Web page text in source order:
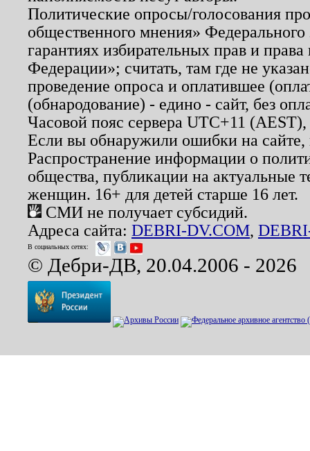
Политические опросы/голосования
общественного мнения»
гарантиях избирательных прав и
Федерации»; считать, там где не
проведение опроса и оплатившее
(обнародование) - едино - сайт, без
Часовой пояс сервера UTC+11
Если вы обнаружили ошибки на
Распространение информации о
общества, публикации на актуальные
женщин. 16+ для детей старше 16 лет.
СМИ не получает субсидий.
Адреса сайта: DEBRI-DV.COM,
В социальных сетях:
© Дебри-ДВ, 20.04.2006 - 2026